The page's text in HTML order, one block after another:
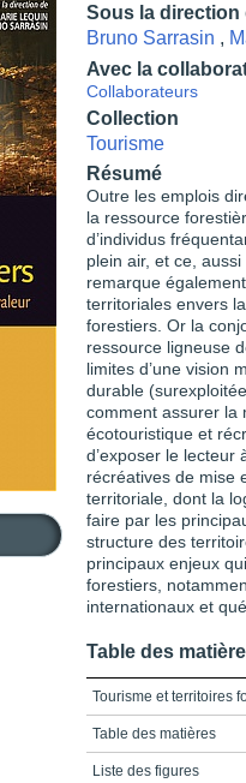
Sous la direction
Bruno Sarrasin ,
Avec la
Collaborateurs
Collection
Tourisme
Résumé
Outre les emplois
la ressource
d’individus
plein air, et ce,
remarque
territoriales envers
forestiers. Or la
ressource ligneuse
limites d’une vision
durable
comment assurer la
écotouristique et
d’exposer le lecteur
récréatives de mise
territoriale, dont la
faire par les
structure des
principaux enjeux
forestiers,
internationaux et
Table des
Tourisme et territoires
Table des matières
Liste des figures